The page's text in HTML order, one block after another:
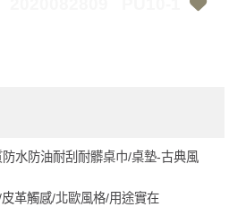
水防油耐刮耐髒桌巾/桌墊-古典風
革觸感/北歐風格/用途實在